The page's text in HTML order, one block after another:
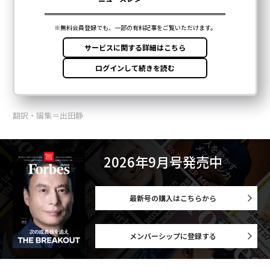
翻訳・編集＝出田静
2026年9月号発売中
最新号の購入はこちらから
メンバーシップに登録する